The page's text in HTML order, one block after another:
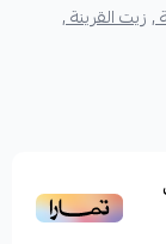
,زيت القرينة ,